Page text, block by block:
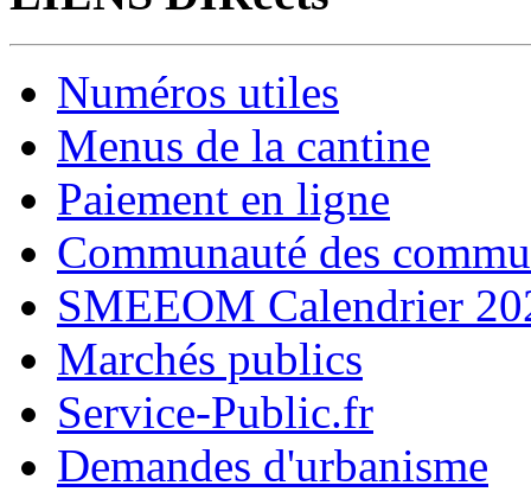
Numéros utiles
Menus de la cantine
Paiement en ligne
Communauté des
SMEEOM Calendrier
Marchés publics
Service-Public.fr
Demandes d'urbanisme